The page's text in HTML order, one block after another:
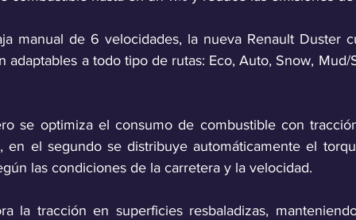
manual de 6 velocidades, la nueva Renault Duster
adaptables a todo tipo de rutas: Eco, Auto, Snow, Mud/
se optimiza el consumo de combustible con
en el segundo se distribuye automáticamente el
las condiciones de la carretera y la velocidad.
la tracción en superficies resbaladizas,